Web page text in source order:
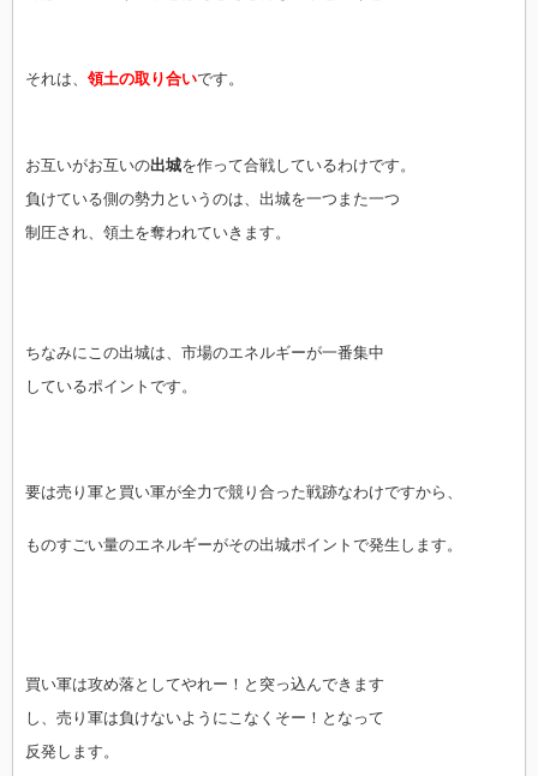
それは、 領土の取り合いです。
お互いがお互いの出城を作って合戦しているわけです。
負けている側の勢力というのは、出城を一つまた一つ
制圧され、領土を奪われていきます。
ちなみにこの出城は、市場のエネルギーが一番集中
しているポイントです。
要は売り軍と買い軍が全力で競り合った戦跡なわけですから、
ものすごい量のエネルギーがその出城ポイントで発生します。
買い軍は攻め落としてやれー！と突っ込んできます
し、売り軍は負けないようにこなくそー！となって
反発します。